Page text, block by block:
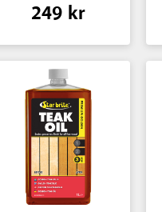
249 kr